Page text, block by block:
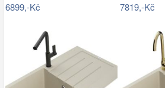
6899,-Kč 7819,-Kč